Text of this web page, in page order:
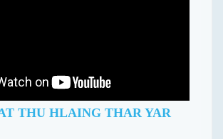
THU HLAING THAR YAR